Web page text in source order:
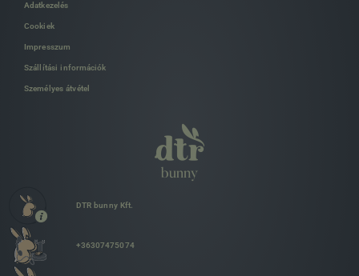
Adatkezelés
Cookiek
Impresszum
Szállítási információk
Személyes átvétel
DTR bunny Kft.
+36307475074